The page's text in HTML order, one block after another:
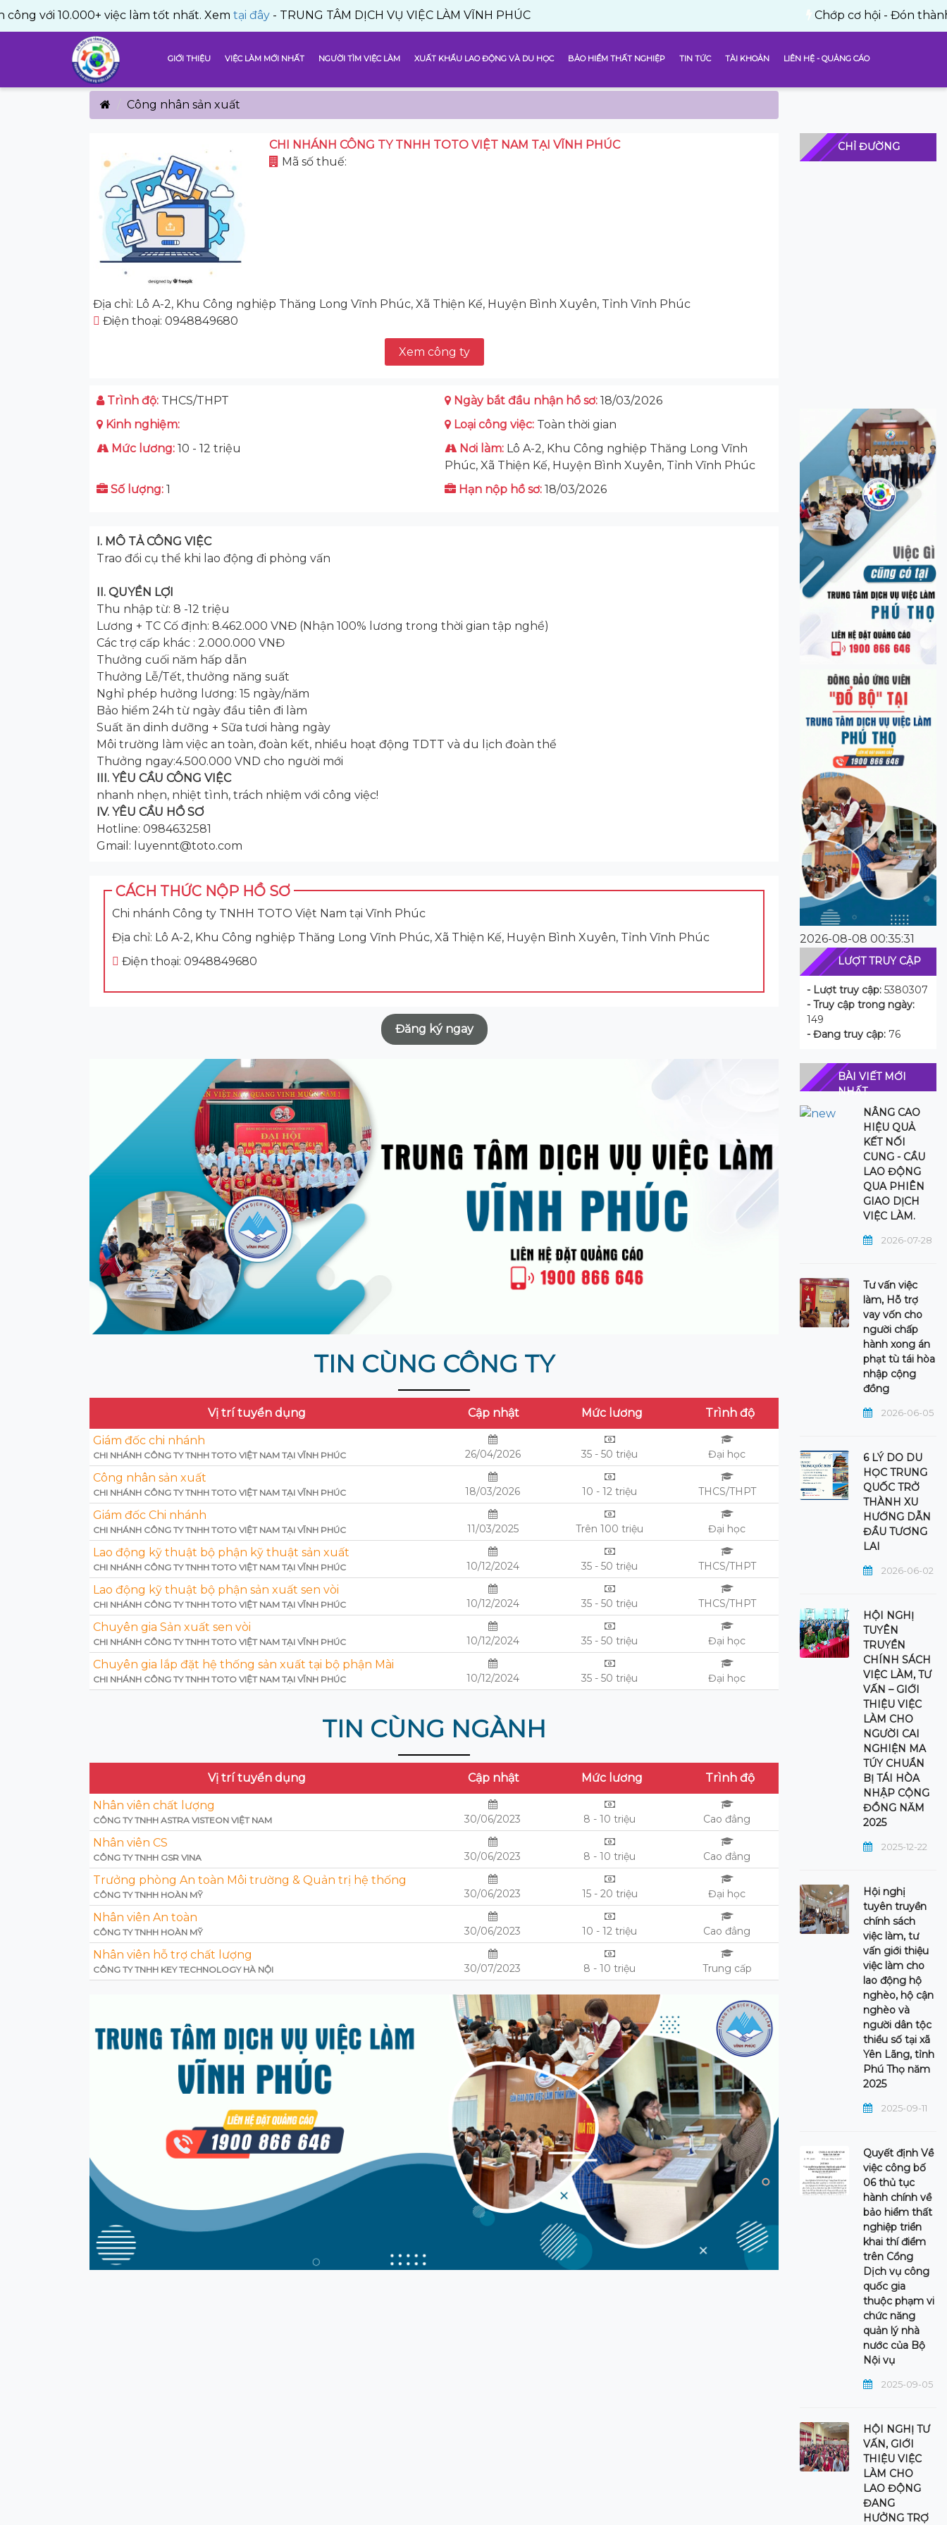
việc làm tốt nhất. Xem tại đây- TRUNG TÂM DỊCH VỤ VIỆC LÀM VĨNH PHÚC Chớp cơ hội - Đón thành công
GIỚI THIỆU VIỆC LÀM MỚI NHẤT NGƯỜI TÌM VIỆC LÀM XUẤT KHẨU LAO ĐỘNG VÀ DU HỌC BẢO HIỂM THẤT NGHIỆP TIN TỨC TÀI KHOẢN LIÊN HỆ - QUẢNG CÁO
Công nhân sản xuất
CHI NHÁNH CÔNG TY TNHH TOTO VIỆT NAM TẠI VĨNH PHÚC
Mã số thuế:
Địa chỉ: Lô A-2, Khu Công nghiệp Thăng Long Vĩnh Phúc, Xã Thiện Kế, Huyện Bình Xuyên, Tỉnh Vĩnh Phúc
Điện thoại: 0948849680
Xem công ty
Trình độ: THCS/THPT Ngày bắt đầu nhận hồ sơ: 18/03/2026
Kinh nghiệm:
Loại công việc: Toàn thời gian
Mức lương: 10 - 12 triệu Nơi làm: Lô A-2, Khu Công nghiệp Thăng Long Vĩnh
Phúc, Xã Thiện Kế, Huyện Bình Xuyên, Tỉnh Vĩnh Phúc
Số lượng: 1 Hạn nộp hồ sơ: 18/03/2026
I. MÔ TẢ CÔNG VIỆC
Trao đổi cụ thể khi lao động đi phỏng vấn
II. QUYỀN LỢI
Thu nhập từ: 8 -12 triệu
Lương + TC Cố định: 8.462.000 VNĐ (Nhận 100% lương trong thời gian tập nghề)
Các trợ cấp khác : 2.000.000 VNĐ
Thưởng cuối năm hấp dẫn
Thưởng Lễ/Tết, thưởng năng suất
Nghỉ phép hưởng lương: 15 ngày/năm
Bảo hiểm 24h từ ngày đầu tiên đi làm
Suất ăn dinh dưỡng + Sữa tươi hàng ngày
Môi trường làm việc an toàn, đoàn kết, nhiều hoạt động TDTT và du lịch đoàn thể
Thưởng ngay:4.500.000 VND cho người mới
III. YÊU CẦU CÔNG VIỆC
nhanh nhẹn, nhiệt tình, trách nhiệm với công việc!
IV. YÊU CẦU HỒ SƠ
Hotline: 0984632581
Gmail: luyennt@toto.com
CÁCH THỨC NỘP HỒ SƠ
Chi nhánh Công ty TNHH TOTO Việt Nam tại Vĩnh Phúc
Địa chỉ: Lô A-2, Khu Công nghiệp Thăng Long Vĩnh Phúc, Xã Thiện Kế, Huyện Bình Xuyên, Tỉnh Vĩnh Phúc
Điện thoại: 0948849680
Đăng ký ngay
TIN CÙNG CÔNG TY
Vị trí tuyển dụng Cập nhật Mức lương Trình độ
Giám đốc chi nhánh
CHI NHÁNH CÔNG TY TNHH TOTO VIỆT NAM TẠI VĨNH PHÚC 26/04/2026 35 - 50 triệu Đại học
Công nhân sản xuất
CHI NHÁNH CÔNG TY TNHH TOTO VIỆT NAM TẠI VĨNH PHÚC 18/03/2026 10 - 12 triệu THCS/THPT
Giám đốc Chi nhánh
CHI NHÁNH CÔNG TY TNHH TOTO VIỆT NAM TẠI VĨNH PHÚC 11/03/2025 Trên 100 triệu Đại học
Lao động kỹ thuật bộ phận kỹ thuật sản xuất
CHI NHÁNH CÔNG TY TNHH TOTO VIỆT NAM TẠI VĨNH PHÚC 10/12/2024 35 - 50 triệu THCS/THPT
Lao động kỹ thuật bộ phận sản xuất sen vòi
CHI NHÁNH CÔNG TY TNHH TOTO VIỆT NAM TẠI VĨNH PHÚC 10/12/2024 35 - 50 triệu THCS/THPT
Chuyên gia Sản xuất sen vòi
CHI NHÁNH CÔNG TY TNHH TOTO VIỆT NAM TẠI VĨNH PHÚC 10/12/2024 35 - 50 triệu Đại học
Chuyên gia lắp đặt hệ thống sản xuất tại bộ phận Mài
CHI NHÁNH CÔNG TY TNHH TOTO VIỆT NAM TẠI VĨNH PHÚC 10/12/2024 35 - 50 triệu Đại học
TIN CÙNG NGÀNH
Vị trí tuyển dụng Cập nhật Mức lương Trình độ
Nhân viên chất lượng
CÔNG TY TNHH ASTRA VISTEON VIỆT NAM 30/06/2023 8 - 10 triệu Cao đẳng
Nhân viên CS
CÔNG TY TNHH GSR VINA 30/06/2023 8 - 10 triệu Cao đẳng
Trưởng phòng An toàn Môi trường & Quản trị hệ thống
CÔNG TY TNHH HOÀN MỸ 30/06/2023 15 - 20 triệu Đại học
Nhân viên An toàn
CÔNG TY TNHH HOÀN MỸ 30/06/2023 10 - 12 triệu Cao đẳng
Nhân viên hỗ trợ chất lượng
CÔNG TY TNHH KEY TECHNOLOGY HÀ NỘI 30/07/2023 8 - 10 triệu Trung cấp
CHỈ ĐƯỜNG
2026-08-08 00:35:31
LƯỢT TRUY CẬP
- Lượt truy cập: 5380307
- Truy cập trong ngày:
149
- Đang truy cập: 76
BÀI VIẾT MỚI
NHẤT
NÂNG CAO
HIỆU QUẢ
KẾT NỐI
CUNG - CẦU
LAO ĐỘNG
QUA PHIÊN
GIAO DỊCH
VIỆC LÀM.
2026-07-28
Tư vấn việc
làm, Hỗ trợ
vay vốn cho
người chấp
hành xong án
phạt tù tái hòa
nhập cộng
đồng
2026-06-05
6 LÝ DO DU
HỌC TRUNG
QUỐC TRỞ
THÀNH XU
HƯỚNG DẪN
ĐẦU TƯƠNG
LAI
2026-06-02
HỘI NGHỊ
TUYÊN
TRUYỀN
CHÍNH SÁCH
VIỆC LÀM, TƯ
VẤN – GIỚI
THIỆU VIỆC
LÀM CHO
NGƯỜI CAI
NGHIỆN MA
TÚY CHUẨN
BỊ TÁI HÒA
NHẬP CỘNG
ĐỒNG NĂM
2025
2025-12-22
Hội nghị
tuyên truyền
chính sách
việc làm, tư
vấn giới thiệu
việc làm cho
lao động hộ
nghèo, hộ cận
nghèo và
người dân tộc
thiểu số tại xã
Yên Lãng, tỉnh
Phú Thọ năm
2025
2025-09-11
Quyết định Về
việc công bố
06 thủ tục
hành chính về
bảo hiểm thất
nghiệp triển
khai thí điểm
trên Cổng
Dịch vụ công
quốc gia
thuộc phạm vi
chức năng
quản lý nhà
nước của Bộ
Nội vụ
2025-09-05
HỘI NGHỊ TƯ
VẤN, GIỚI
THIỆU VIỆC
LÀM CHO
LAO ĐỘNG
ĐANG
HƯỞNG TRỢ